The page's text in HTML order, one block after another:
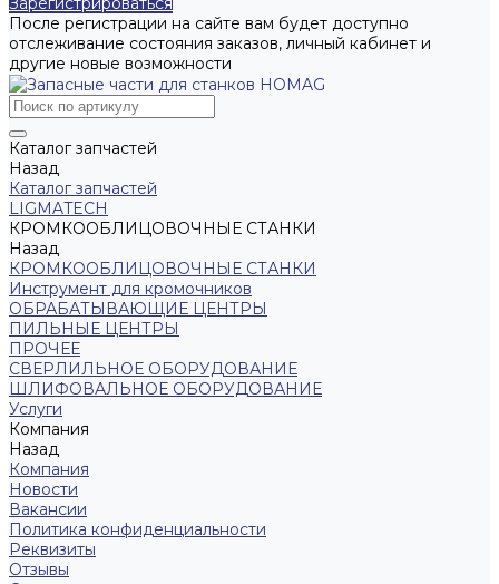
После регистрации на сайте вам будет доступно
отслеживание состояния заказов, личный кабинет и
другие новые возможности
Каталог запчастей
Назад
Каталог запчастей
LIGMATECH
КРОМКООБЛИЦОВОЧНЫЕ СТАНКИ
Назад
КРОМКООБЛИЦОВОЧНЫЕ СТАНКИ
Инструмент для кромочников
ОБРАБАТЫВАЮЩИЕ ЦЕНТРЫ
ПИЛЬНЫЕ ЦЕНТРЫ
ПРОЧЕЕ
СВЕРЛИЛЬНОЕ ОБОРУДОВАНИЕ
ШЛИФОВАЛЬНОЕ ОБОРУДОВАНИЕ
Услуги
Компания
Назад
Компания
Новости
Вакансии
Политика конфиденциальности
Реквизиты
Отзывы